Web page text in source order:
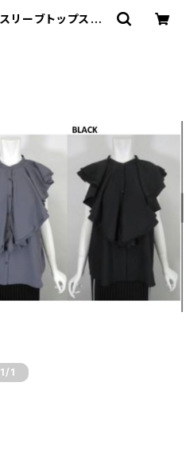
リーブトップス 1
1 /1